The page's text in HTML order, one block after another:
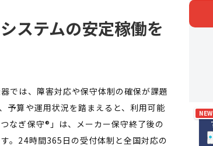
ステムの安定稼働を
では、障害対応や保守体制の確保が課題
予算や運用状況を踏まえると、利用可能
なぎ保守®」は、メーカー保守終了後の
。24時間365日の受付体制と全国対応の
NEW